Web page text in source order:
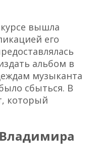
вышла
его
альбом в
музыканта
сбыться. В
который